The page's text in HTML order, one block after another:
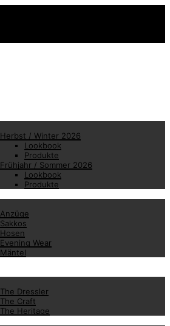
Herbst / Winter 2026
Lookbook
Produkte
Frühjahr / Sommer 2026
Lookbook
Produkte
Anzüge
Sakkos
Hosen
Evening Wear
Mäntel
The Dressler
The Craft
The Heritage